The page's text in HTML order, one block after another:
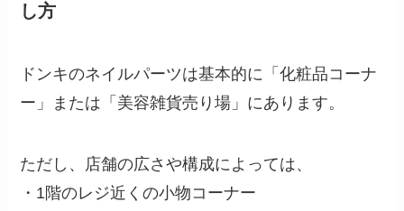
し方
ドンキのネイルパーツは基本的に「化粧品コーナ
ー」または「美容雑貨売り場」にあります。
ただし、店舗の広さや構成によっては、
・1階のレジ近くの小物コーナー